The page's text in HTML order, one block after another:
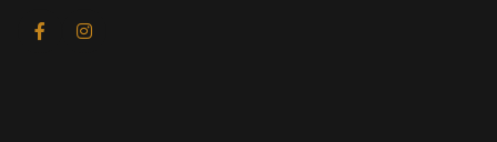
Navigation